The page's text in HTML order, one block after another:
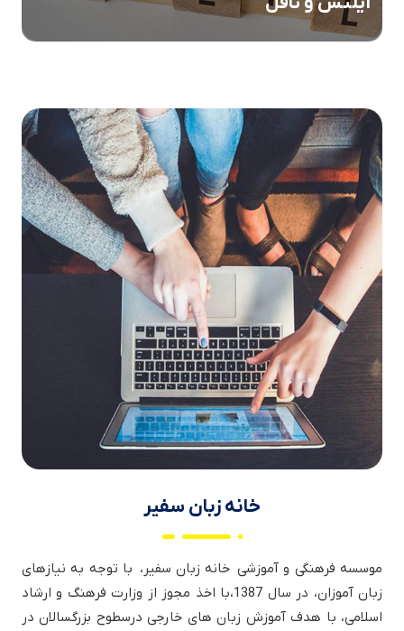
خانه زبان سفیر
موسسه فرهنگی و آموزشی خانه زبان سفیر، با توجه به نیازهای
زبان آموزان، در سال 1387،با اخذ مجوز از وزارت فرهنگ و ارشاد
اسلامی، با هدف آموزش زبان های خارجی درسطوح بزرگسالان در